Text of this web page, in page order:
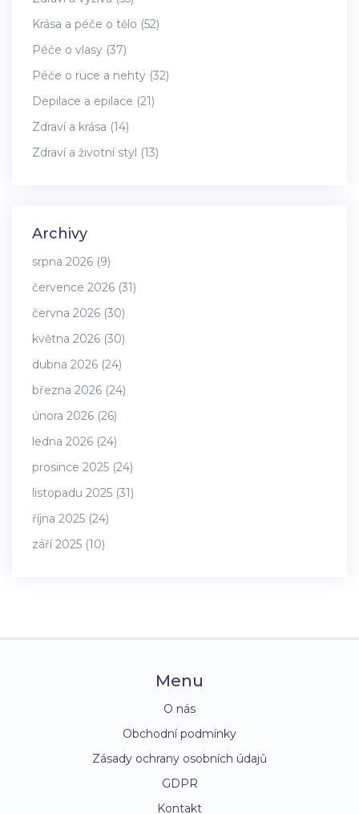
Krása a péče o tělo (52)
Péče o vlasy (37)
Péče o ruce a nehty (32)
Depilace a epilace (21)
Zdraví a krása (14)
Zdraví a životní styl (13)
Archivy
srpna 2026 (9)
července 2026 (31)
června 2026 (30)
května 2026 (30)
dubna 2026 (24)
března 2026 (24)
února 2026 (26)
ledna 2026 (24)
prosince 2025 (24)
listopadu 2025 (31)
října 2025 (24)
září 2025 (10)
Menu
O nás
Obchodní podmínky
Zásady ochrany osobních údajů
GDPR
Kontakt